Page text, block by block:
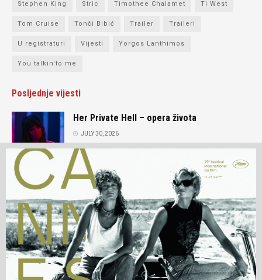
Stephen King Stric Timothee Chalamet Ti West
Tom Cruise Tonči Bibić Trailer Traileri
U registraturi Vijesti Yorgos Lanthimos
You talkin'to me
Posljednje vijesti
Her Private Hell – opera života
JULY 30, 2026
Intervju: Andrey Zvyagintsev
JULY 15, 2026
Prijatelji portala Kontakt
Impressum